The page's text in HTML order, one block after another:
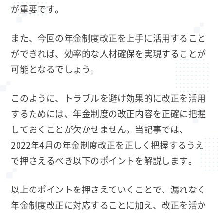
が重要です。
また、今回の年金制度改正を上手に活用すること
ができれば、効率的な人材確保を実現することが
可能となるでしょう。
このように、トラブルを避け効果的に改正を活用
するためには、年金制度の改正内容を正確に把握
しておくことが欠かせません。当記事では、
2022年4月の年金制度改正を正しく把握するうえ
で押さえるべき以下のポイントを解説します。
以上のポイントを押さえていくことで、漏れなく
年金制度改正に対応することに加え、改正を活か